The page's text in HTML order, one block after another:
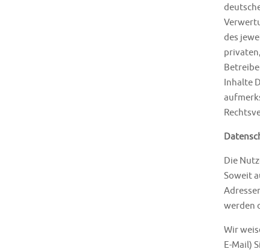
des
Inhalte
Die
Soweit
werden
Wir
E-Mail)